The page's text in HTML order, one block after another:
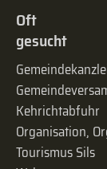
Oft
gesucht
Kehrichtabfuhr
Organisation,
Tourismus Sils